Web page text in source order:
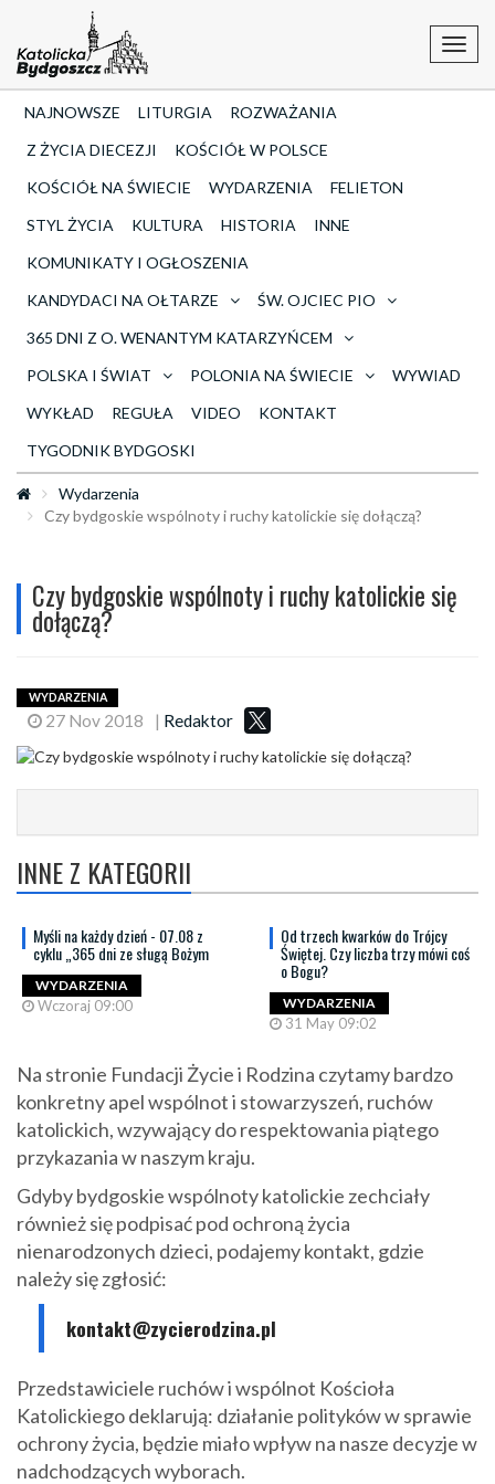
NAJNOWSZE LITURGIA
ROZWAŻANIA
Z ŻYCIA DIECEZJI
KOŚCIÓŁ W POLSCE
KOŚCIÓŁ NA ŚWIECIE
WYDARZENIA
FELIETON
STYL ŻYCIA
KULTURA HISTORIA
INNE
KOMUNIKATY I OGŁOSZENIA
KANDYDACI NA OŁTARZE
ŚW. OJCIEC PIO
365 DNI Z O. WENANTYM KATARZYŃCEM
POLSKA I ŚWIAT
POLONIA NA ŚWIECIE
WYWIAD
WYKŁAD
REGUŁA VIDEO
KONTAKT
TYGODNIK BYDGOSKI
Wydarzenia
Czy bydgoskie wspólnoty i ruchy katolickie się dołączą?
Czy bydgoskie wspólnoty i ruchy katolickie się
dołączą?
WYDARZENIA
27 Nov 2018 | Redaktor
INNE Z KATEGORII
Myśli na każdy dzień - 07.08 z
cyklu „365 dni ze sługą Bożym
WYDARZENIA
Wczoraj 09:00
Od trzech kwarków do Trójcy
Świętej. Czy liczba trzy mówi coś
o Bogu?
WYDARZENIA
31 May 09:02
Na stronie Fundacji Życie i Rodzina czytamy bardzo
konkretny apel wspólnot i stowarzyszeń, ruchów
katolickich, wzywający do respektowania piątego
przykazania w naszym kraju.
Gdyby bydgoskie wspólnoty katolickie zechciały
również się podpisać pod ochroną życia
nienarodzonych dzieci, podajemy kontakt, gdzie
należy się zgłosić:
kontakt@zycierodzina.pl
Przedstawiciele ruchów i wspólnot Kościoła
Katolickiego deklarują: działanie polityków w sprawie
ochrony życia, będzie miało wpływ na nasze decyzje w
nadchodzących wyborach.